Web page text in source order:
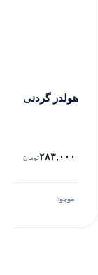
هولدر گردنی
۲۸۳,۰۰۰تومان
موجود